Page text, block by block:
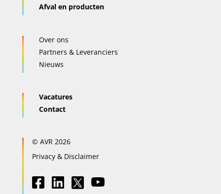
Afval en producten
Over ons
Partners & Leveranciers
Nieuws
Vacatures
Contact
© AVR 2026
Privacy & Disclaimer